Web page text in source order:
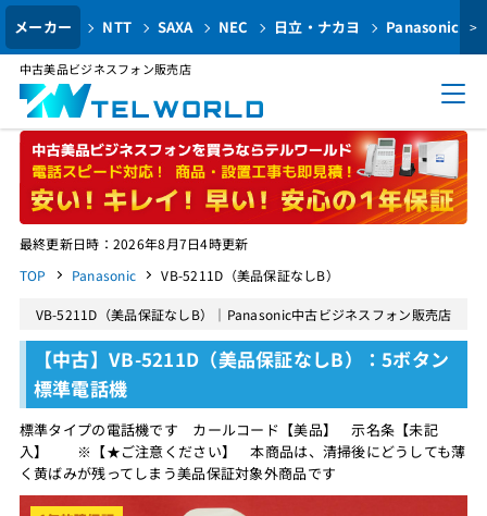
メーカー NTT SAXA NEC 日立・ナカヨ Panasonic >
中古美品ビジネスフォン販売店
最終更新日時：2026年8月7日4時更新
TOP
Panasonic VB-5211D（美品保証なしB）
VB-5211D（美品保証なしB）｜Panasonic中古ビジネスフォン販売店
【中古】VB-5211D（美品保証なしB）：5ボタン
標準電話機
標準タイプの電話機です カールコード【美品】 示名条【未記
入】 ※【★ご注意ください】 本商品は、清掃後にどうしても薄
く黄ばみが残ってしまう美品保証対象外商品です